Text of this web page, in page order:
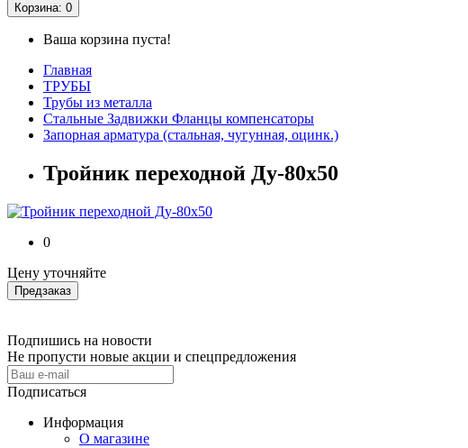
Корзина: 0
Ваша корзина пуста!
Главная
ТРУБЫ
Трубы из металла
Стальные Задвижки Фланцы компенсаторы
Запорная арматура (стальная, чугунная, оцинк.)
Тройник переходной Ду-80х50
0
Цену уточняйте
Предзаказ
Подпишись на новости
Не пропусти новые акции и спецпредложения
Подписаться
Информация
О магазине